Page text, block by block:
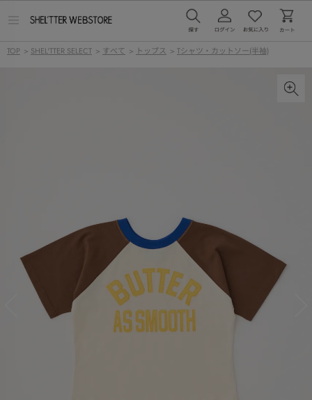
ー
TOP > SHEL'TTER SELECT > すべて > トップス > Tシャツ・カットソー(半袖)